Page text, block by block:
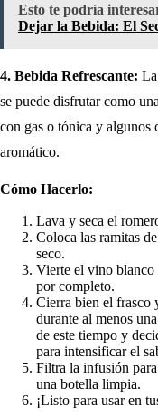
Esto te podría
Dejar la Bebida: El
4. Bebida Refrescante:
se puede disfrutar como
con gas o tónica y algunos
aromático.
Cómo Hacerlo:
Lava y seca el
Coloca las ramitas
seco.
Vierte el vino blanco
por completo.
Cierra bien el frasco
durante al menos
de este tiempo y
para intensificar el
Filtra la infusión
una botella limpia.
¡Listo para usar en